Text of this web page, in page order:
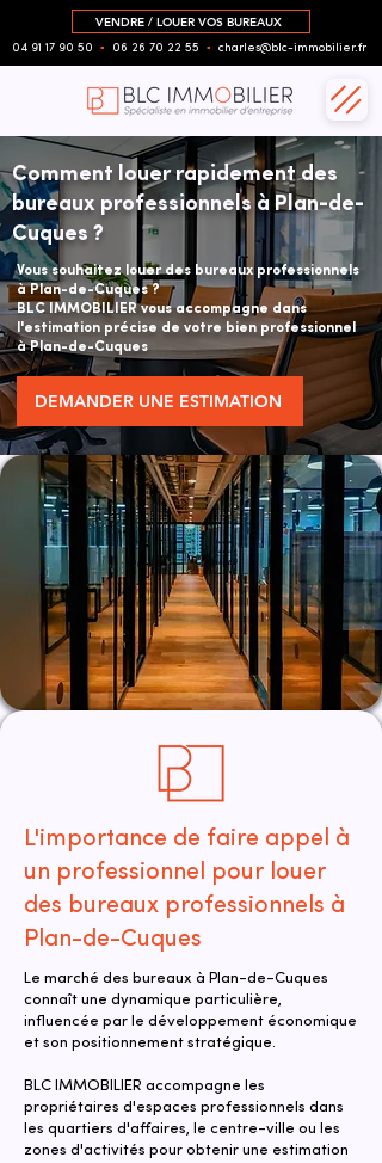
VENDRE / LOUER VOS BUREAUX
04 91 17 90 50 ▪︎ 06 26 70 22 55 ▪︎ charles@blc-immobilier.fr
Comment louer rapidement des
bureaux professionnels à Plan-de-
Cuques ?
Vous souhaitez louer des bureaux professionnels
à Plan-de-Cuques ?
BLC IMMOBILIER vous accompagne dans
l'estimation précise de votre bien professionnel
à Plan-de-Cuques
DEMANDER UNE ESTIMATION
L'importance de faire appel à
un professionnel pour louer
des bureaux professionnels à
Plan-de-Cuques
Le marché des bureaux à Plan-de-Cuques
connaît une dynamique particulière,
influencée par le développement économique
et son positionnement stratégique.
BLC IMMOBILIER accompagne les
propriétaires d'espaces professionnels dans
les quartiers d'affaires, le centre-ville ou les
zones d'activités pour obtenir une estimation